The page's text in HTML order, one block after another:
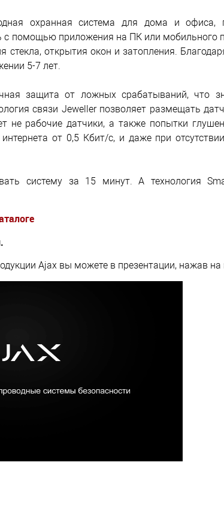
охранная система для дома и офиса,
с помощью приложения на ПК или мобильного
открытия окон и затопления.
5-7 лет.
защита от ложных срабатываний, что
связи Jeweller позволяет размещать
не рабочие датчики, а также попытки
от 0,5 Кбит/с, и даже при
систему за 15 минут. А технология
Ajax вы можете в презентации, нажав на